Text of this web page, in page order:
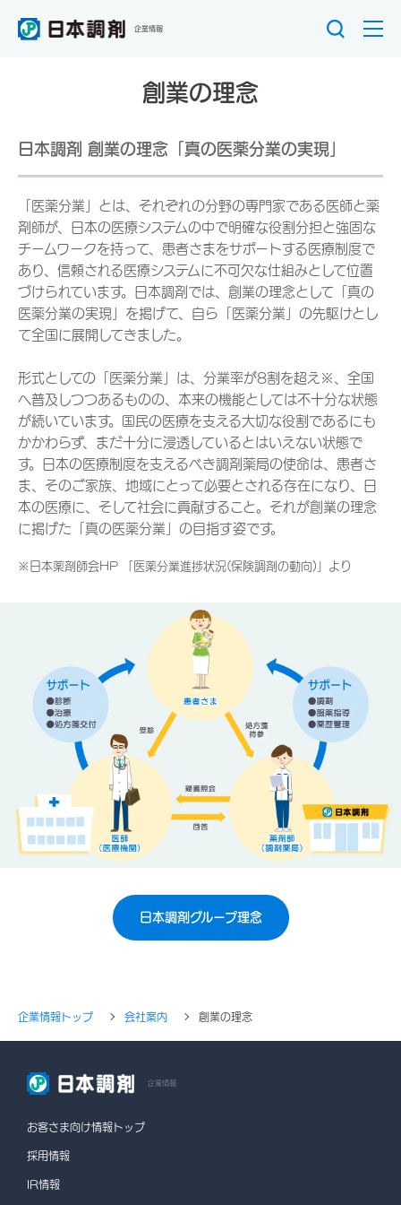
企業情報
創業の理念
日本調剤 創業の理念「真の医薬分業の実現」
「医薬分業」とは、それぞれの分野の専門家である医師と薬
剤師が、日本の医療システムの中で明確な役割分担と強固な
チームワークを持って、患者さまをサポートする医療制度で
あり、信頼される医療システムに不可欠な仕組みとして位置
づけられています。日本調剤では、創業の理念として「真の
医薬分業の実現」を掲げて、自ら「医薬分業」の先駆けとし
て全国に展開してきました。
形式としての「医薬分業」は、分業率が8割を超え※、全国
へ普及しつつあるものの、本来の機能としては不十分な状態
が続いています。国民の医療を支える大切な役割であるにも
かかわらず、まだ十分に浸透しているとはいえない状態で
す。日本の医療制度を支えるべき調剤薬局の使命は、患者さ
ま、そのご家族、地域にとって必要とされる存在になり、日
本の医療に、そして社会に貢献すること。それが創業の理念
に掲げた「真の医薬分業」の目指す姿です。
※日本薬剤師会HP 「医薬分業進捗状況(保険調剤の動向)」より
日本調剤グループ理念
企業情報トップ 会社案内 創業の理念
企業情報
お客さま向け情報トップ
採用情報
IR情報